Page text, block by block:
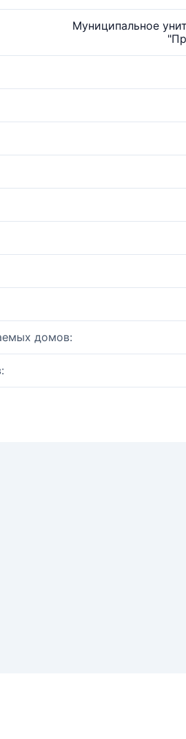
Муниципальное
домов: